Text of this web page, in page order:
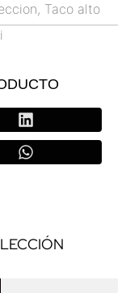
, Taco alto